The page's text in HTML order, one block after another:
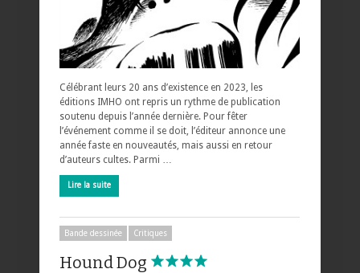
Célébrant leurs 20 ans d’existence en 2023, les
éditions IMHO ont repris un rythme de publication
soutenu depuis l’année dernière. Pour fêter
l’événement comme il se doit, l’éditeur annonce une
année faste en nouveautés, mais aussi en retour
d’auteurs cultes. Parmi …
Lire la suite
Bande dessinée Critiques
Hound Dog